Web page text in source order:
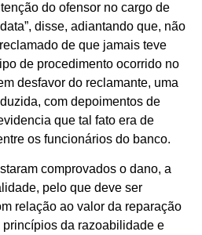
do ofensor no cargo de
disse, adiantando que, não
de que jamais teve
de procedimento ocorrido no
desfavor do reclamante, uma
com depoimentos de
que tal fato era de
os funcionários do banco.
comprovados o dano, a
pelo que deve ser
relação ao valor da reparação
da razoabilidade e